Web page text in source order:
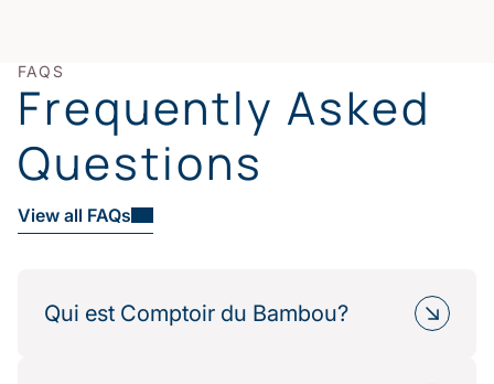
FAQS
Frequently Asked
Questions
View all FAQs
Qui est Comptoir du Bambou?